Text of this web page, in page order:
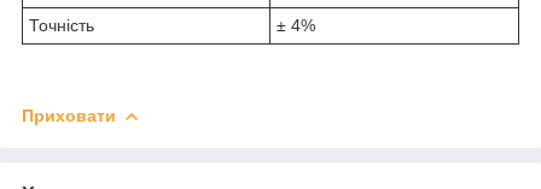
Точність ± 4%
Приховати